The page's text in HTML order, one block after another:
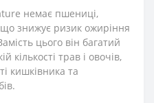
немає пшениці,
що знижує ризик ожиріння
цього він багатий
кількості трав і овочів,
кишківника та